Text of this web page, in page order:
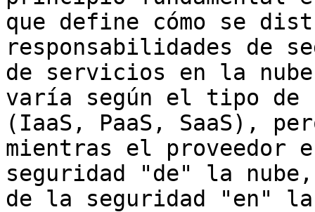
que define cómo se
responsabilidades de
de servicios en la
varía según el tipo de
(IaaS, PaaS, SaaS),
mientras el proveedor
seguridad "de" la
de la seguridad "en"